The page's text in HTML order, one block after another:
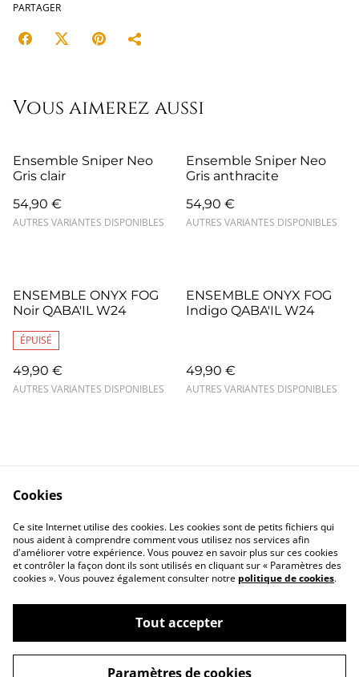
PARTAGER
Vous aimerez aussi
Ensemble Sniper Neo
Gris clair
54,90 €
AUTRES VARIANTES DISPONIBLES
Ensemble Sniper Neo
Gris anthracite
54,90 €
AUTRES VARIANTES DISPONIBLES
ENSEMBLE ONYX FOG
Noir QABA'IL W24
ÉPUISÉ
49,90 €
AUTRES VARIANTES DISPONIBLES
ENSEMBLE ONYX FOG
Indigo QABA'IL W24
49,90 €
AUTRES VARIANTES DISPONIBLES
Contact
Mentions légales
Confidentialité
Cookies
©2026Closlim
Cookies
Ce site Internet utilise des cookies. Les cookies sont de petits fichiers qui
nous aident à comprendre comment vous utilisez nos services afin
d'améliorer votre expérience. Vous pouvez en savoir plus sur ces cookies
et contrôler la façon dont ils sont utilisés en cliquant sur « Paramètres des
cookies ». Vous pouvez également consulter notre politique de cookies.
Tout accepter
Paramètres de cookies